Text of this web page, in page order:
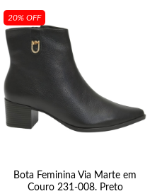
20% OFF
Bota Feminina Via Marte em
Couro 231-008. Preto